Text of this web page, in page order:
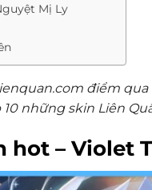
Mị Ly
điểm qua
những skin Liên
hot – Violet